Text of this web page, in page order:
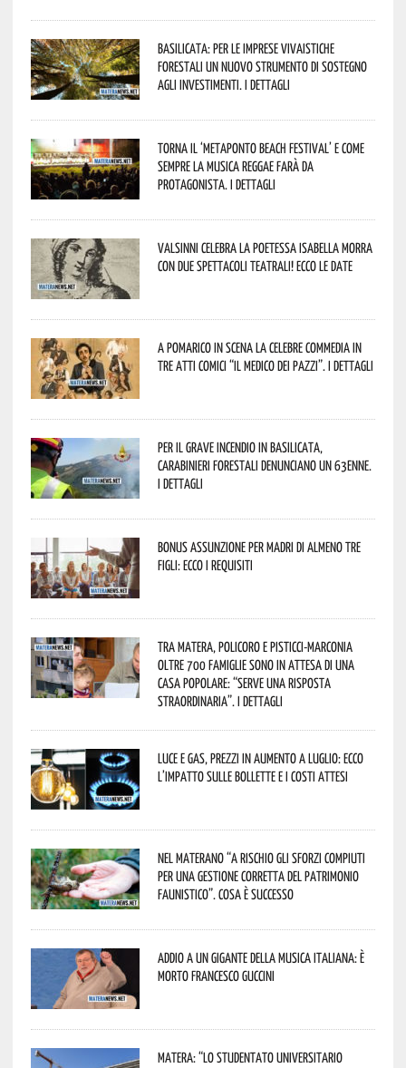
Basilicata: per le imprese vivaistiche
forestali un nuovo strumento di sostegno
agli investimenti. I dettagli
Torna il ‘Metaponto beach festival’ e come
sempre la musica reggae farà da
protagonista. I dettagli
Valsinni celebra la poetessa Isabella Morra
con due spettacoli teatrali! Ecco le date
A Pomarico in scena la celebre commedia in
tre atti comici “Il medico dei pazzi”. I dettagli
Per il grave incendio in Basilicata,
Carabinieri forestali denunciano un 63enne.
I dettagli
Bonus assunzione per madri di almeno tre
figli: ecco i requisiti
Tra Matera, Policoro e Pisticci-Marconia
oltre 700 famiglie sono in attesa di una
casa popolare: “serve una risposta
straordinaria”. I dettagli
Luce e gas, prezzi in aumento a luglio: ecco
l’impatto sulle bollette e i costi attesi
Nel materano “a rischio gli sforzi compiuti
per una gestione corretta del patrimonio
faunistico”. Cosa è successo
Addio a un gigante della musica italiana: è
morto Francesco Guccini
Matera: “Lo studentato universitario